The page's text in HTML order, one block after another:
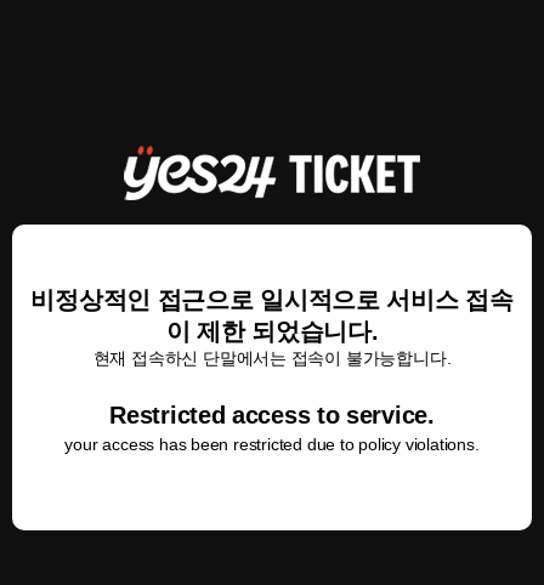
비정상적인 접근으로 일시적으로 서비스 접속
이 제한 되었습니다.
현재 접속하신 단말에서는 접속이 불가능합니다.
Restricted access to service.
your access has been restricted due to policy violations.